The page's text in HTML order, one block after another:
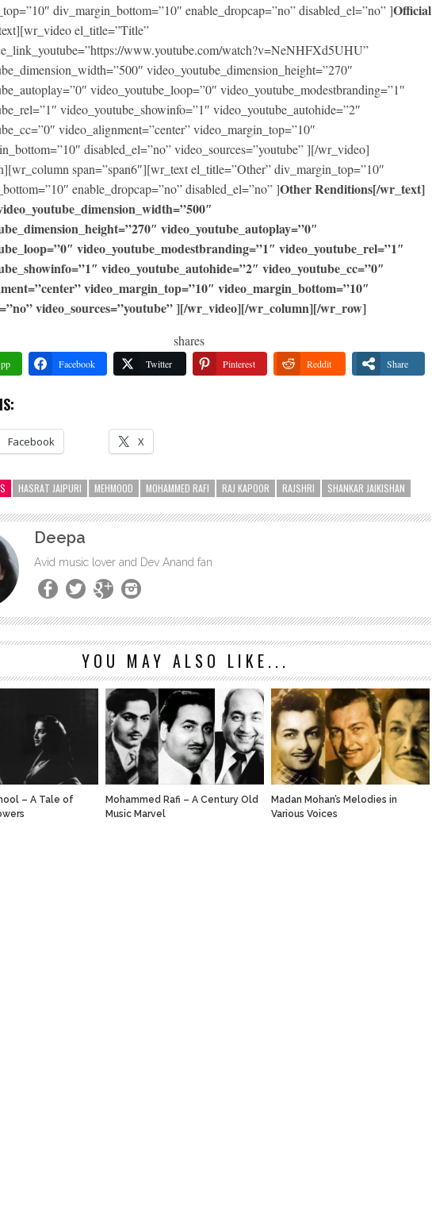
div_margin_bottom=”10″ enable_dropcap=”no” disabled_el=”no” ]Official
el_title=”Title”
www.youtube.com/watch?v=NeNHFXd5UHU”
video_youtube_dimension_height=”270″
video_youtube_loop=”0″ video_youtube_modestbranding=”1″
video_youtube_showinfo=”1″ video_youtube_autohide=”2″
video_alignment=”center” video_margin_top=”10″
disabled_el=”no” video_sources=”youtube” ][/wr_video]
span=”span6″][wr_text el_title=”Other” div_margin_top=”10″
enable_dropcap=”no” disabled_el=”no” ]Other Renditions[/wr_text]
video_youtube_autoplay=”0″
video_youtube_modestbranding=”1″ video_youtube_rel=”1″
video_youtube_autohide=”2″ video_youtube_cc=”0″
video_margin_top=”10″ video_margin_bottom=”10″
video_sources=”youtube” ][/wr_video][/wr_column][/wr_row]
shares
Facebook Twitter Pinterest Reddit Share
Facebook X
HASRAT JAIPURI MEHMOOD MOHAMMED RAFI RAJ KAPOOR RAJSHRI SHANKAR JAIKISHAN
Deepa
Avid music lover and Dev Anand fan
YOU MAY ALSO LIKE...
– A Tale of
Mohammed Rafi – A Century Old
Music Marvel
Madan Mohan’s Melodies in
Various Voices